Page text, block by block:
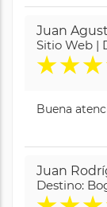
Juan
Sitio Web |
★★★
Buena
Juan
Destino: